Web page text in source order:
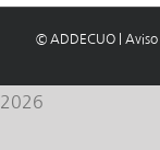
© ADDECUO Aviso
2026